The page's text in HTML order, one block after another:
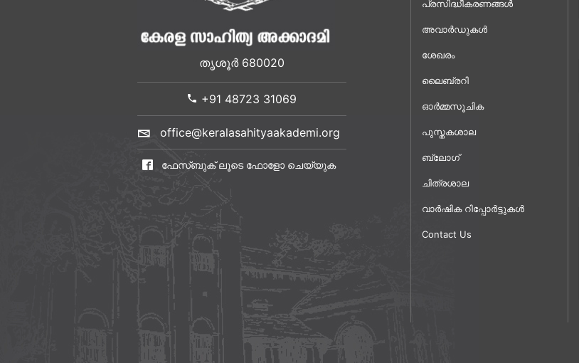
തൃശൂർ 680020
+91 48723 31069
office@keralasahityaakademi.org
ഫേസ്ബുക് ലൂടെ ഫോളോ ചെയ്യുക
പ്രസിദ്ധീകരണങ്ങൾ
അവാർഡുകൾ
ശേഖരം
ലൈബ്രറി
ഓർമ്മസൂചിക
പുസ്തകശാല
ബ്ലോഗ്
ചിത്രശാല
വാർഷിക റിപ്പോർട്ടുകൾ
Contact Us